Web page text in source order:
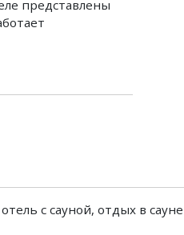
представлены
с сауной, отдых в